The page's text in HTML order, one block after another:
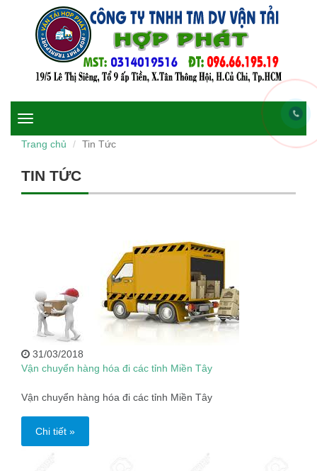
Toggle
navigation
Trang chủ Tin Tức
TIN TỨC
31/03/2018
Vận chuyển hàng hóa đi các tỉnh Miền Tây
Vận chuyển hàng hóa đi các tỉnh Miền Tây
Chi tiết »